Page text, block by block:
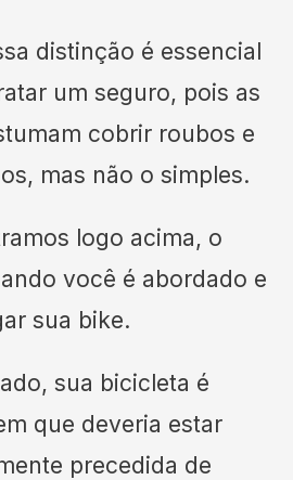
distinção é essencial
um seguro, pois as
cobrir roubos e
mas não o simples.
logo acima, o
você é abordado e
sua bike.
sua bicicleta é
que deveria estar
precedida de